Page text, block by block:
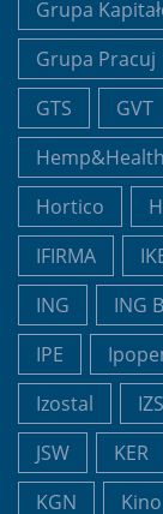
Grupa
Grupa Pracuj
GTS
GVT
Hemp&Health
Hortico
IFIRMA
ING
ING
IPE
Izostal
IZS
JSW
KER
KGN